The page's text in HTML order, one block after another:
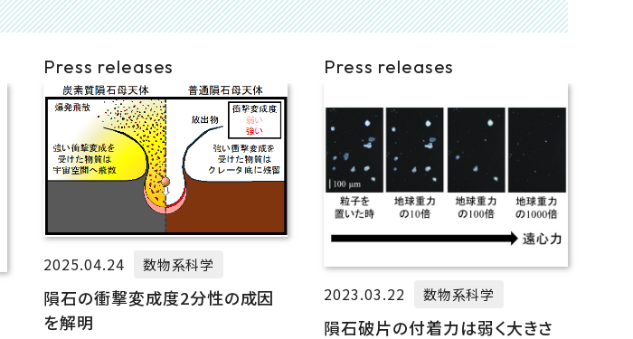
Press releases
2025.04.24 数物系科学
隕石の衝撃変成度2分性の成因
を解明
Press releases
2023.03.22 数物系科学
隕石破片の付着力は弱く大きさ